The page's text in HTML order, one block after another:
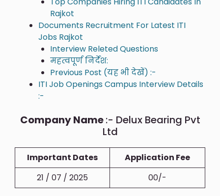
Rajkot
Documents Recruitment For Latest ITI
Jobs Rajkot
Interview Releted Questions
महत्वपूर्ण निर्देश:
Previous Post (यह भी देखें) :-
ITI Job Openings Campus Interview Details
:-
Company Name:- Delux Bearing Pvt
Ltd
Important Dates
Application Fee
21 / 07 / 2025
00/-